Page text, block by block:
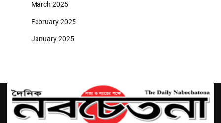
March 2025
February 2025
January 2025